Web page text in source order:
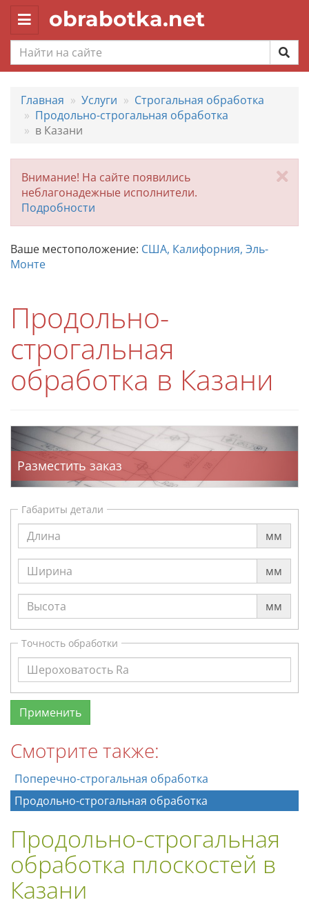
Toggle
navigation
obrabotka.net
Главная Услуги
Строгальная обработка
Продольно-строгальная обработка
в Казани
Внимание! На сайте появились
неблагонадежные исполнители.
Подробности
Ваше местоположение: США, Калифорния, Эль-
Монте
Продольно-
строгальная
обработка в Казани
Разместить заказ
Габариты детали
мм
мм
мм
Точность обработки
Смотрите также:
Поперечно-строгальная обработка
Продольно-строгальная обработка
Продольно-строгальная
обработка плоскостей в
Казани